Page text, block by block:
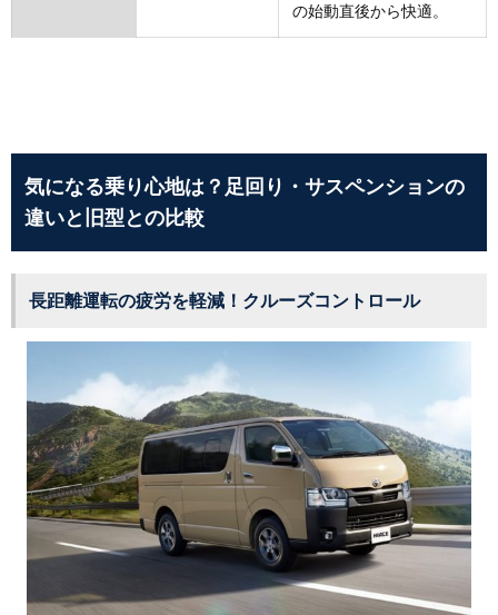
の始動直後から快適。
気になる乗り心地は？足回り・サスペンションの
違いと旧型との比較
長距離運転の疲労を軽減！クルーズコントロール